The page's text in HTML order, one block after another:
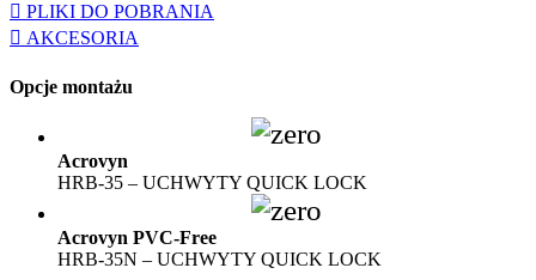
PLIKI DO POBRANIA
AKCESORIA
Opcje montażu
Acrovyn
HRB-35 – UCHWYTY QUICK LOCK
Acrovyn PVC-Free
HRB-35N – UCHWYTY QUICK LOCK